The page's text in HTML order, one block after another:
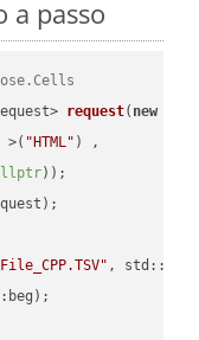
a passo
request( new
>(
"HTML" ) ,
))
,